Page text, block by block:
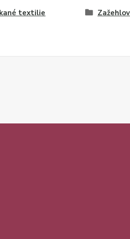
textilie